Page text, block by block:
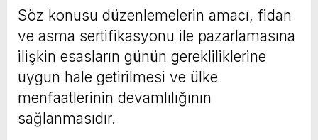
Söz konusu düzenlemelerin amacı, fidan
ve asma sertifikasyonu ile pazarlamasına
ilişkin esasların günün gerekliliklerine
uygun hale getirilmesi ve ülke
menfaatlerinin devamlılığının
sağlanmasıdır.